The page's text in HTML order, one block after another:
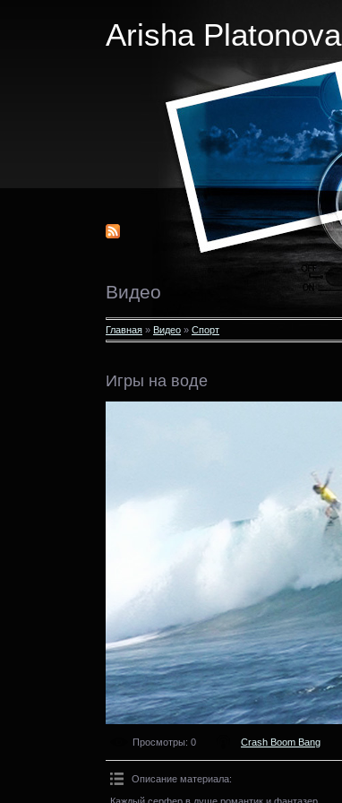
Arisha Platonova
Видео
Главная » Видео » Спорт
Игры на воде
Просмотры: 0 Crash Boom Bang
Описание материала:
Каждый серфер в душе романтик и фантазер.